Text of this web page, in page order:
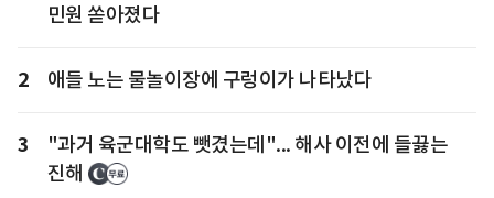
민원 쏟아졌다
2 애들 노는 물놀이장에 구렁이가 나타났다
3
"과거 육군대학도 뺏겼는데"... 해사 이전에 들끓는
진해